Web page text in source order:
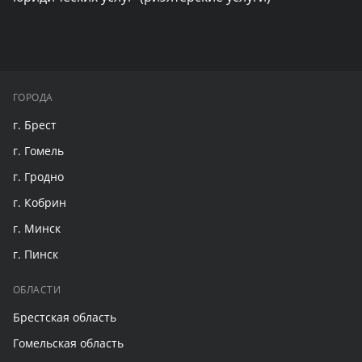
ГОРОДА
г. Брест
г. Гомель
г. Гродно
г. Кобрин
г. Минск
г. Пинск
ОБЛАСТИ
Брестская область
Гомельская область